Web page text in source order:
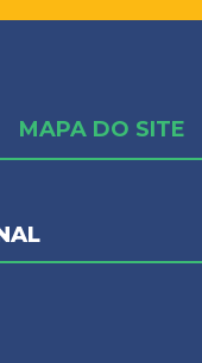
MAPA DO SITE